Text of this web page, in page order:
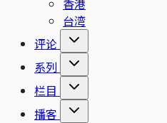
香港
台湾
评论
系列
栏目
播客